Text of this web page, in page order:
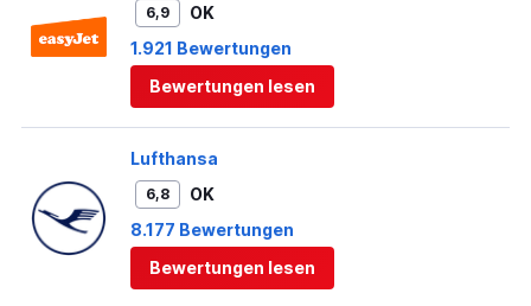
6,9
OK
1.921 Bewertungen
Bewertungen lesen
Lufthansa
6,8
OK
8.177 Bewertungen
Bewertungen lesen